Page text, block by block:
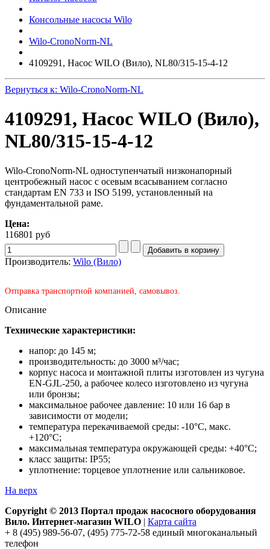
Консольные насосы Wilo
Wilo-CronoNorm-NL
4109291, Насос WILO (Вило), NL80/315-15-4-12
Вернуться к: Wilo-CronoNorm-NL
4109291, Насос WILO (Вило),
NL80/315-15-4-12
Wilo-CronoNorm-NL одноступенчатый низконапорный
центробежный насос с осевым всасыванием согласно
стандартам EN 733 и ISO 5199, установленный на
фундаментальной раме.
Цена:
116801 руб
Производитель: Wilo (Вило)
Отправка транспортной компанией, самовывоз.
Описание
Технические характеристики:
напор: до 145 м;
производительность: до 3000 м³/час;
корпус насоса и монтажной плиты изготовлен из чугуна
EN-GJL-250, а рабочее колесо изготовлено из чугуна
или бронзы;
максимальное рабочее давление: 10 или 16 бар в
зависимости от модели;
температура перекачиваемой среды: -10°С, макс.
+120°С;
максимальная температура окружающей среды: +40°С;
класс защиты: IP55;
уплотнение: торцевое уплотнение или сальниковое.
На верх
Copyright © 2013 Портал продаж насосного оборудования
Вило. Интернет-магазин WILO | Карта сайта
+ 8 (495) 989-56-07, (495) 775-72-58 единый многоканальный
телефон